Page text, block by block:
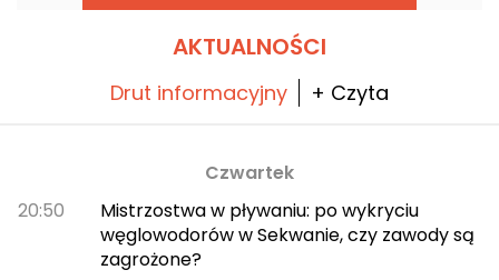
AKTUALNOŚCI
Drut informacyjny + Czyta
Czwartek
20:50
Mistrzostwa w pływaniu: po wykryciu
węglowodorów w Sekwanie, czy zawody są
zagrożone?